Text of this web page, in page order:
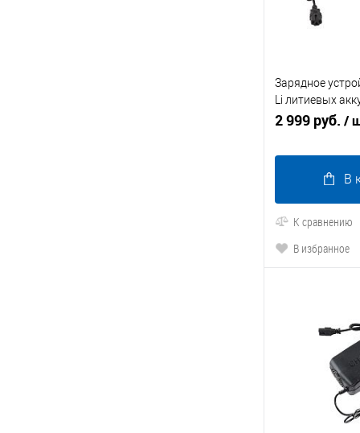
Зарядное
Li литиевых
48V24AH (3А)
2 999 руб. /
В
К сравнению
В избранное